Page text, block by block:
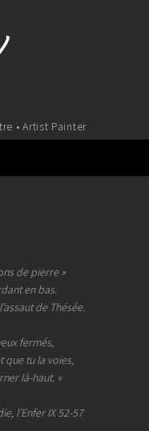
• Artist Painter
de pierre »
en bas.
de Thésée.
fermés,
que tu la voies,
là-haut. »
l’Enfer IX 52-57